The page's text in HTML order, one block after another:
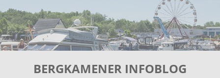
BERGKAMENER INFOBLOG